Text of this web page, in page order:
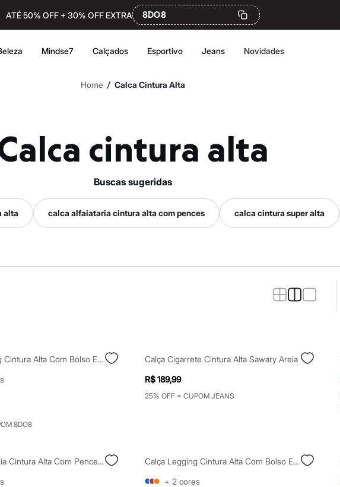
ATÉ 50% OFF + 30% OFF EXTRA 8DO8
Mindse7 Calçados Esportivo Jeans Novidades
Home / Calca Cintura Alta
Calca cintura alta
buscas sugeridas
alta calca alfaiataria cintura alta com pences calca cintura super alta
Calça Legging Cintura Alta Com Bolso Esportiva Preta
8DO8
Calça Cigarrete Cintura Alta Sawary Areia
R$ 189,99
25% OFF = CUPOM JEANS
Calça Alfaiataria Cintura Alta Com Pences - Azul Marinho
Calça Legging Cintura Alta Com Bolso Esportiva Verde
+ 2 cores